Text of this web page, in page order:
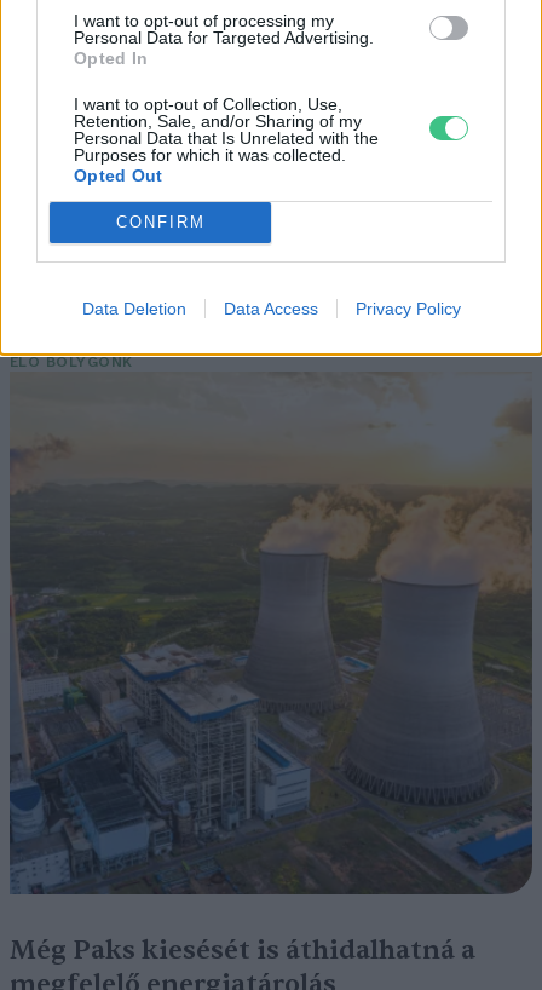
I want to opt-out of processing my
Personal Data for Targeted Advertising.
Opted In
I want to opt-out of Collection, Use,
Retention, Sale, and/or Sharing of my
Personal Data that Is Unrelated with the
Purposes for which it was collected.
Opted Out
CONFIRM
Data Deletion Data Access Privacy Policy
KÖZLEKEDÉS
Történelmi aszály sújtja Nagy-
Britanniát is
Elképesztő felvétel mutatja meg,
kiszáradó Duna között
ÉLŐ BOLYGÓNK
Még Paks kiesését is áthidalhatná a